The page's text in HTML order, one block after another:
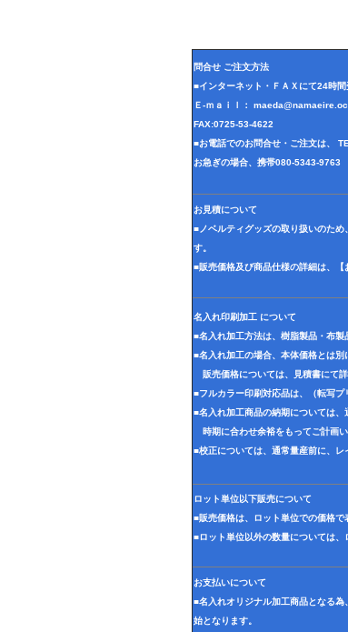
問合せ ご注文方法
■インターネット・ＦＡＸにて24時間
Ｅ-ｍａｉｌ：
FAX:0725-53-4622
■お電話でのお問合せ・ご注文は、
お急ぎの場合、携帯080-5343-9763
お見積について
■ノベルティグッズの取り扱いのた
す。
■販売価格及び商品仕様の詳細は、【
名入れ印刷加工 について
■名入れ加工方法は、樹脂製品・布製
■名入れ加工の場合、本体価格とは別
販売価格については、見積書にて詳
■フルカラー印刷対応品は、（転写プ
■名入れ加工商品の納期については、
時期に合わせ余裕をもってご計画
■校正については、通常量産前に、レ
ロット単位以下販売について
■販売価格は、ロット単位での価格で
■ロット単位以外の数量については、
お支払いについて
■名入れオリジナル加工商品となる
始となります。